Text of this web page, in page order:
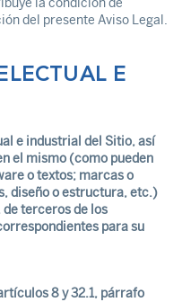
la condición de
del presente Aviso Legal.
E
e industrial del Sitio, así
el mismo (como pueden
o textos; marcas o
diseño o estructura, etc.)
de terceros de los
para su
8 y 32.1, párrafo